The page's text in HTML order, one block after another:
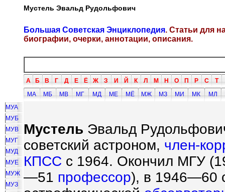
Мустель Эвальд Рудольфович
Большая Советская Энциклопедия. Статьи для
биографии, очерки, аннотации, описания.
А Б В Г Д Е Ё Ж З И Й К Л М Н О П Р С Т
МА
МБ МВ МГ МД МЕ МЁ МЖ МЗ МИ МК МЛ
МУА
МУБ
МУВ
МУГ
МУД
МУЕ
МУЖ
МУЗ
Мустель Эвальд
советский астроном, член-
КПСС с 1964. Окончил МГУ
—51 профессор), в 1946—60